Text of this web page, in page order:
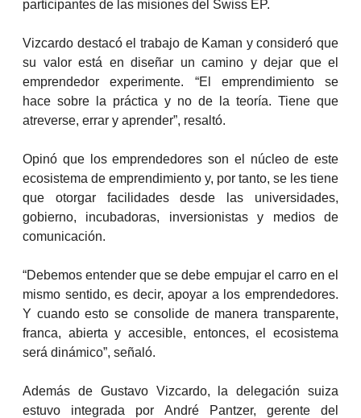
participantes de las misiones del Swiss EP.
Vizcardo destacó el trabajo de Kaman y consideró que
su valor está en diseñar un camino y dejar que el
emprendedor experimente. “El emprendimiento se
hace sobre la práctica y no de la teoría. Tiene que
atreverse, errar y aprender”, resaltó.
Opinó que los emprendedores son el núcleo de este
ecosistema de emprendimiento y, por tanto, se les tiene
que otorgar facilidades desde las universidades,
gobierno, incubadoras, inversionistas y medios de
comunicación.
“Debemos entender que se debe empujar el carro en el
mismo sentido, es decir, apoyar a los emprendedores.
Y cuando esto se consolide de manera transparente,
franca, abierta y accesible, entonces, el ecosistema
será dinámico”, señaló.
Además de Gustavo Vizcardo, la delegación suiza
estuvo integrada por André Pantzer, gerente del